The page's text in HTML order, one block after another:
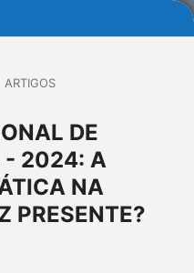
ARTIGOS
DE
- 2024: A
NA
PRESENTE?